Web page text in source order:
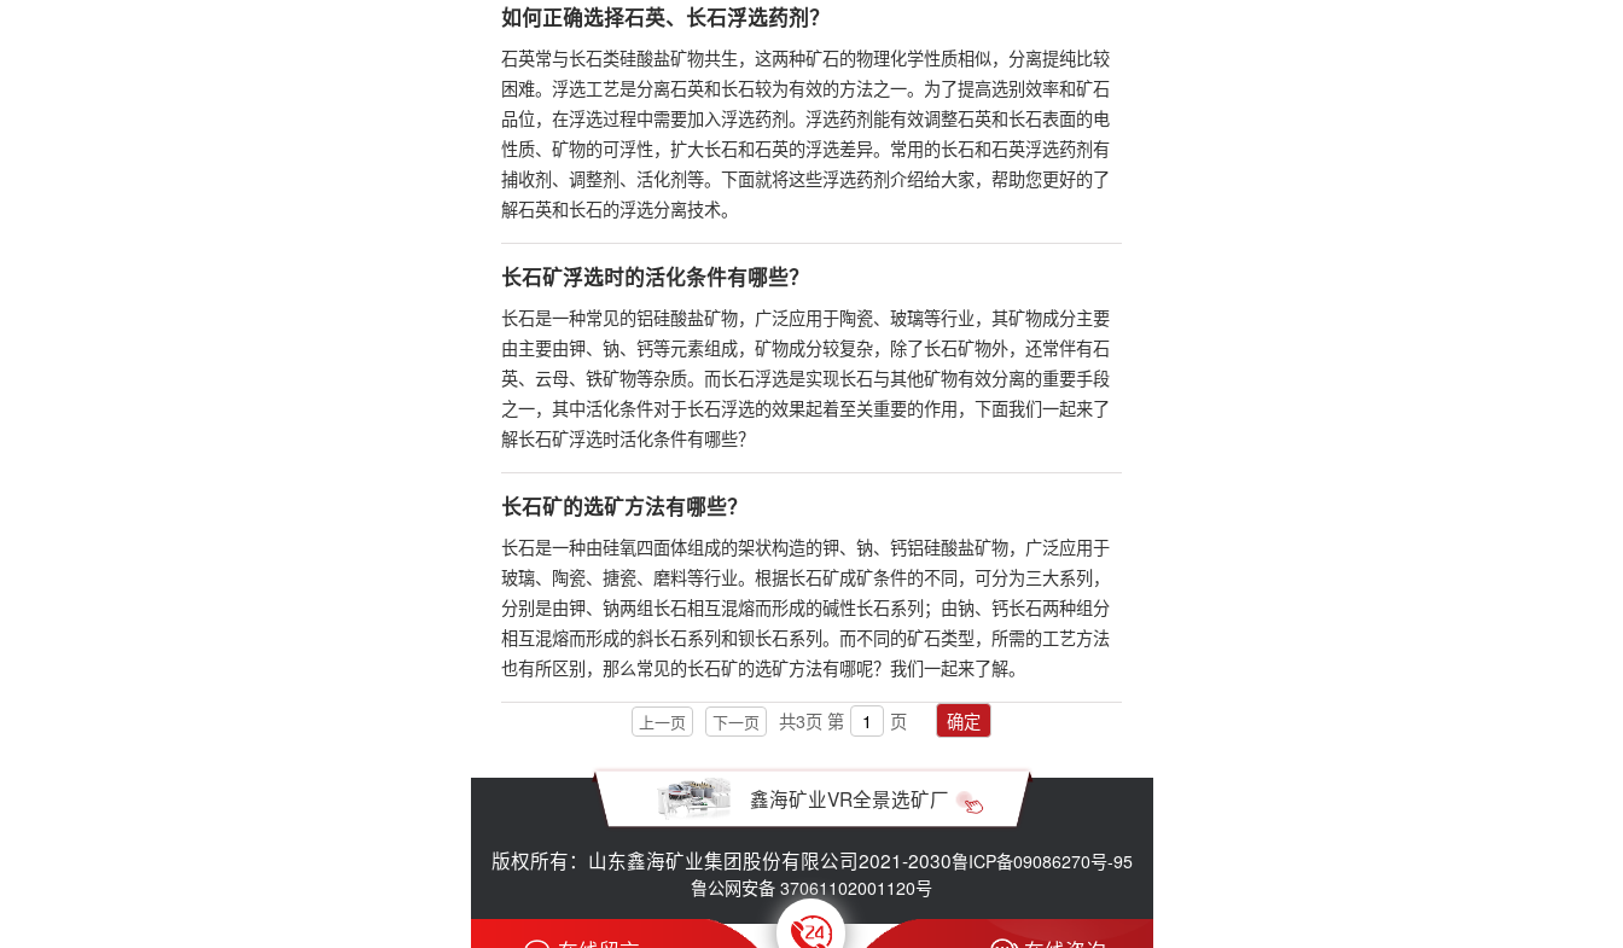
如何正确选择石英、长石浮选药剂？
石英常与长石类硅酸盐矿物共生，这两种矿石的物理化学性质相似，分离提纯比较
困难。浮选工艺是分离石英和长石较为有效的方法之一。为了提高选别效率和矿石
品位，在浮选过程中需要加入浮选药剂。浮选药剂能有效调整石英和长石表面的电
性质、矿物的可浮性，扩大长石和石英的浮选差异。常用的长石和石英浮选药剂有
捕收剂、调整剂、活化剂等。下面就将这些浮选药剂介绍给大家，帮助您更好的了
解石英和长石的浮选分离技术。
长石矿浮选时的活化条件有哪些？
长石是一种常见的铝硅酸盐矿物，广泛应用于陶瓷、玻璃等行业，其矿物成分主要
由主要由钾、钠、钙等元素组成，矿物成分较复杂，除了长石矿物外，还常伴有石
英、云母、铁矿物等杂质。而长石浮选是实现长石与其他矿物有效分离的重要手段
之一，其中活化条件对于长石浮选的效果起着至关重要的作用，下面我们一起来了
解长石矿浮选时活化条件有哪些？
长石矿的选矿方法有哪些？
长石是一种由硅氧四面体组成的架状构造的钾、钠、钙铝硅酸盐矿物，广泛应用于
玻璃、陶瓷、搪瓷、磨料等行业。根据长石矿成矿条件的不同，可分为三大系列，
分别是由钾、钠两组长石相互混熔而形成的碱性长石系列；由钠、钙长石两种组分
相互混熔而形成的斜长石系列和钡长石系列。而不同的矿石类型，所需的工艺方法
也有所区别，那么常见的长石矿的选矿方法有哪呢？我们一起来了解。
上一页 下一页 共3页 第 页 确定
鑫海矿业VR全景选矿厂
版权所有：山东鑫海矿业集团股份有限公司2021-2030鲁ICP备09086270号-95
鲁公网安备 37061102001120号